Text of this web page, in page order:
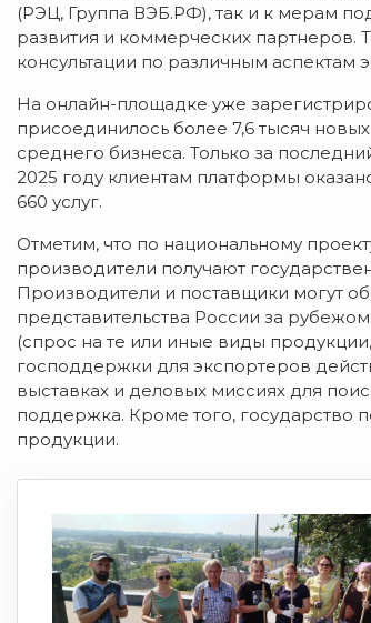
(РЭЦ, Группа ВЭБ.РФ), так и к мерам
развития и коммерческих
консультации по различным аспектам
На онлайн-площадке уже
присоединилось более 7,6 тысяч
среднего бизнеса. Только за
2025 году клиентам платформы
660 услуг.
Отметим, что по национальному
производители получают
Производители и поставщики могут
представительства России за
(спрос на те или иные виды
господдержки для экспортеров
выставках и деловых миссиях для
поддержка. Кроме того, государство
продукции.